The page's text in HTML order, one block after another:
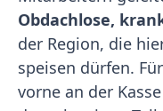
Obdachlose,
der Region, die
speisen dürfen.
vorne an der